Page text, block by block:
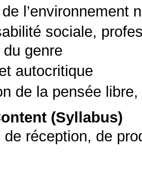
l’environnement
sociale,
genre
autocritique
de la pensée
(Syllabus)
de réception, de